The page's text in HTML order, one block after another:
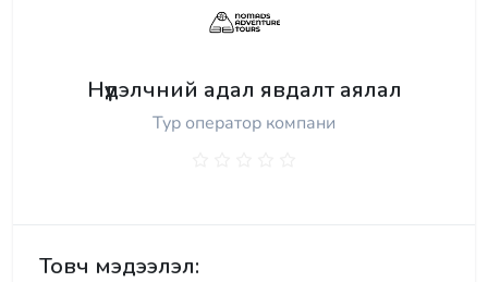
Нүүдэлчний адал явдалт аялал
Тур оператор компани
Товч мэдээлэл: